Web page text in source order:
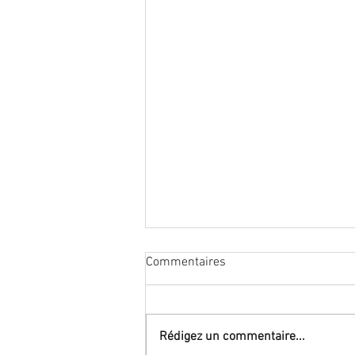
Carlo GINSBURG, Signes,
traces, pistes.
Commentaires
Rédigez un commentaire...